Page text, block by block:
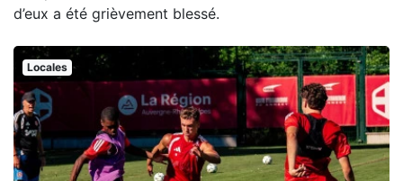
d’eux a été grièvement blessé.
Locales